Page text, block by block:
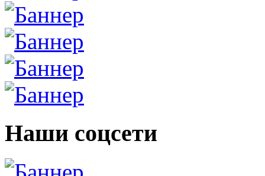
Наши соцсети